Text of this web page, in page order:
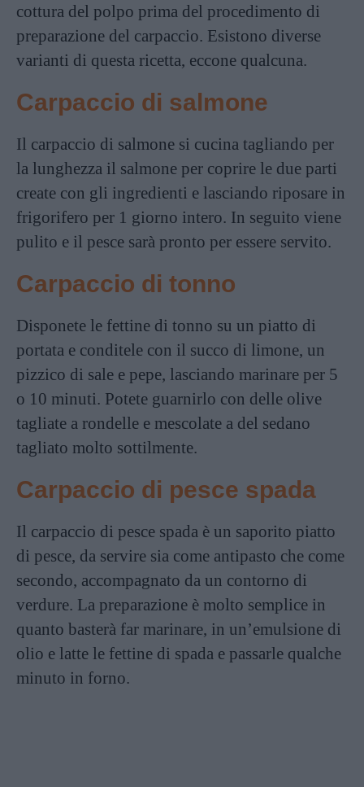
cottura del polpo prima del procedimento di
preparazione del carpaccio. Esistono diverse
varianti di questa ricetta, eccone qualcuna.
Carpaccio di salmone
Il carpaccio di salmone si cucina tagliando per
la lunghezza il salmone per coprire le due parti
create con gli ingredienti e lasciando riposare in
frigorifero per 1 giorno intero. In seguito viene
pulito e il pesce sarà pronto per essere servito.
Carpaccio di tonno
Disponete le fettine di tonno su un piatto di
portata e conditele con il succo di limone, un
pizzico di sale e pepe, lasciando marinare per 5
o 10 minuti. Potete guarnirlo con delle olive
tagliate a rondelle e mescolate a del sedano
tagliato molto sottilmente.
Carpaccio di pesce spada
Il carpaccio di pesce spada è un saporito piatto
di pesce, da servire sia come antipasto che come
secondo, accompagnato da un contorno di
verdure. La preparazione è molto semplice in
quanto basterà far marinare, in un’emulsione di
olio e latte le fettine di spada e passarle qualche
minuto in forno.